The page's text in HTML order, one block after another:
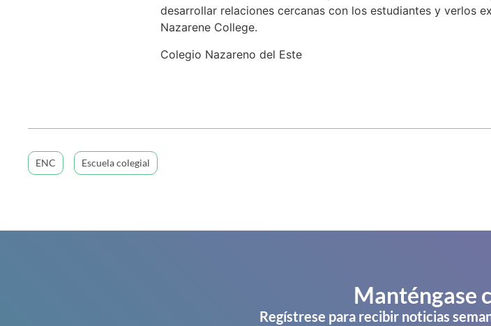
desarrollar relaciones cercanas con los estudiantes y verlos
Nazarene College.
Colegio Nazareno del Este
ENC Escuela colegial
Manténgase
Regístrese para recibir noticias